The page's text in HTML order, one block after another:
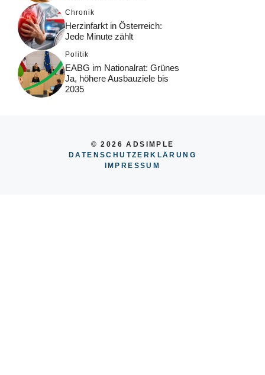
Chronik
Herzinfarkt in Österreich:
Jede Minute zählt
Politik
EABG im Nationalrat: Grünes
Ja, höhere Ausbauziele bis
2035
© 2026 ADSIMPLE
DATENSCHUTZERKLÄRUNG
IMPRESSUM